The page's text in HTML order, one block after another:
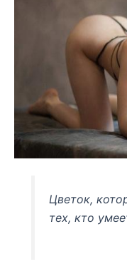
Цветок,
тех, кто